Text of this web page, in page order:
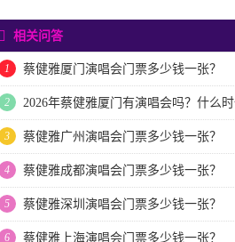
相关问答
1 蔡健雅厦门演唱会门票多少钱一张？
2 2026年蔡健雅厦门有演唱会吗？什么时
3 蔡健雅广州演唱会门票多少钱一张？
4 蔡健雅成都演唱会门票多少钱一张？
5 蔡健雅深圳演唱会门票多少钱一张？
6 蔡健雅上海演唱会门票多少钱一张？